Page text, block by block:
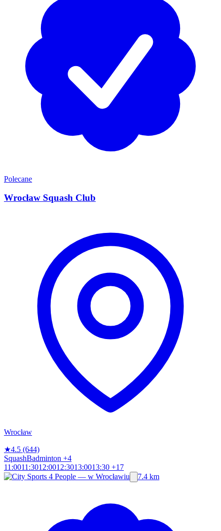
Polecane
Wrocław Squash Club
Wrocław
★4.5 (644)
SquashBadminton +4
11:0011:3012:0012:3013:0013:30 +17
7.4 km